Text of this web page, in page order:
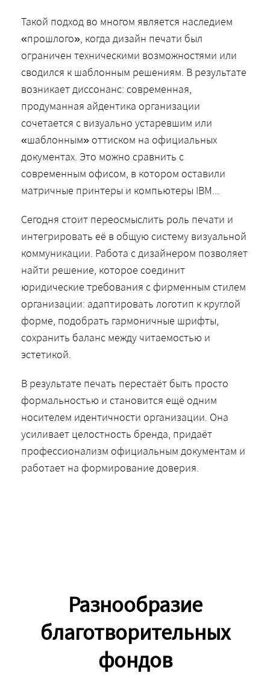
Такой подход во многом является наследием
«прошлого», когда дизайн печати был
ограничен техническими возможностями или
сводился к шаблонным решениям. В результате
возникает диссонанс: современная,
продуманная айдентика организации
сочетается с визуально устаревшим или
«шаблонным» оттиском на официальных
документах. Это можно сравнить с
современным офисом, в котором оставили
матричные принтеры и компьютеры IBM...
Сегодня стоит переосмыслить роль печати и
интегрировать её в общую систему визуальной
коммуникации. Работа с дизайнером позволяет
найти решение, которое соединит
юридические требования с фирменным стилем
организации: адаптировать логотип к круглой
форме, подобрать гармоничные шрифты,
сохранить баланс между читаемостью и
эстетикой.
В результате печать перестаёт быть просто
формальностью и становится ещё одним
носителем идентичности организации. Она
усиливает целостность бренда, придаёт
профессионализм официальным документам и
работает на формирование доверия.
Разнообразие
благотворительных
фондов